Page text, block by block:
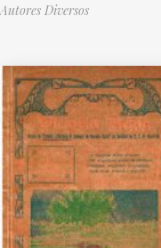
Autores Diversos